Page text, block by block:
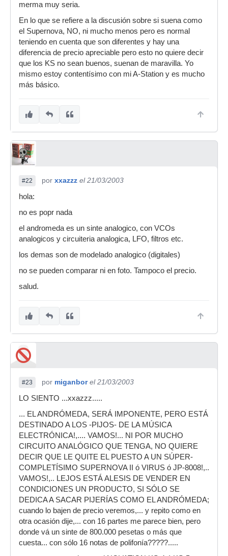
merma muy seria.
En lo que se refiere a la discusión sobre si suena como
el Supernova, NO, ni mucho menos pero es normal
teniendo en cuenta que son diferentes y hay una
diferencia de precio apreciable pero esto no quiere decir
que los KS no sean buenos, suenan de maravilla. Yo
mismo estoy contentísimo con mi A-Station y es mucho
más básico.
#22 por xxazzz el 21/03/2003
hola:
no es popr nada
el andromeda es un sinte analogico, con VCOs
analogicos y circuiteria analogica, LFO, filtros etc.
los demas son de modelado analogico (digitales)
no se pueden comparar ni en foto. Tampoco el precio.
salud.
#23 por miganbor el 21/03/2003
LO SIENTO ...xxazzz.....
... EL ANDRÓMEDA, SERÁ IMPONENTE, PERO ESTÁ
DESTINADO A LOS -PIJOS- DE LA MÚSICA
ELECTRÓNICA!,.... VAMOS!... NI POR MUCHO
CIRCUITO ANALÓGICO QUE TENGA, NO QUIERE
DECIR QUE LE QUITE EL PUESTO A UN SÚPER-
COMPLETÍSIMO SUPERNOVA II ó VIRUS ó JP-8008!,..
VAMOS!,.. LEJOS ESTÁ ALESIS DE VENDER EN
CONDICIONES UN PRODUCTO, SI SÓLO SE
DEDICA A SACAR PIJERÍAS COMO EL ANDRÓMEDA;
cuando lo bajen de precio veremos,... y repito como en
otra ocasión dije,... con 16 partes me parece bien, pero
donde vá un sinte de 800.000 pesetas o más que
cuesta... con sólo 16 notas de polifonía?????.....